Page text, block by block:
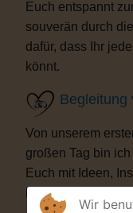
Euch entspannt
souverän durch
dafür, dass Ihr
könnt.
Begleitung
Von unserem
großen Tag bin
Euch mit Ideen,
Details, die Eure
Wir